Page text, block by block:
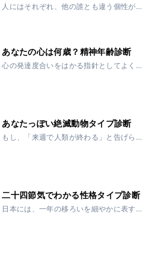
人にはそれぞれ、他の誰とも違う個性が
ウ柄。知的で洗練されたゼブラ柄。自由
気ままなバタフラ...
あなたの心は何歳？精神年齢診断
心の発達度合いをはかる指針としてよく
けでは、精神年...
あなたっぽい絶滅動物タイプ診断
もし、「来週で人類が終わる」と告げら
この診断...
二十四節気でわかる性格タイプ診断
日本には、一年の移ろいを細やかに表す